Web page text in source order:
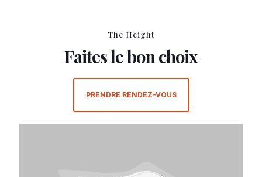
The Height
Faites le bon choix
PRENDRE RENDEZ-VOUS